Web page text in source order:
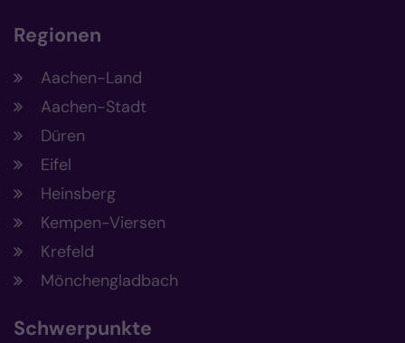
Regionen
Aachen-Land
Aachen-Stadt
Düren
Eifel
Heinsberg
Kempen-Viersen
Krefeld
Mönchengladbach
Schwerpunkte